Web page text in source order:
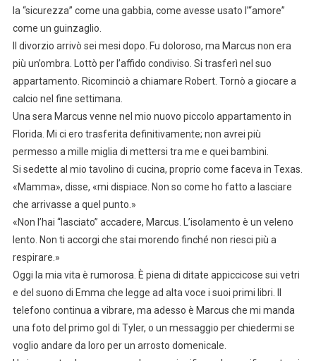
la “sicurezza” come una gabbia, come avesse usato l’“amore”
come un guinzaglio.
Il divorzio arrivò sei mesi dopo. Fu doloroso, ma Marcus non era
più un’ombra. Lottò per l’affido condiviso. Si trasferì nel suo
appartamento. Ricominciò a chiamare Robert. Tornò a giocare a
calcio nel fine settimana.
Una sera Marcus venne nel mio nuovo piccolo appartamento in
Florida. Mi ci ero trasferita definitivamente; non avrei più
permesso a mille miglia di mettersi tra me e quei bambini.
Si sedette al mio tavolino di cucina, proprio come faceva in Texas.
«Mamma», disse, «mi dispiace. Non so come ho fatto a lasciare
che arrivasse a quel punto.»
«Non l’hai “lasciato” accadere, Marcus. L’isolamento è un veleno
lento. Non ti accorgi che stai morendo finché non riesci più a
respirare.»
Oggi la mia vita è rumorosa. È piena di ditate appiccicose sui vetri
e del suono di Emma che legge ad alta voce i suoi primi libri. Il
telefono continua a vibrare, ma adesso è Marcus che mi manda
una foto del primo gol di Tyler, o un messaggio per chiedermi se
voglio andare da loro per un arrosto domenicale.